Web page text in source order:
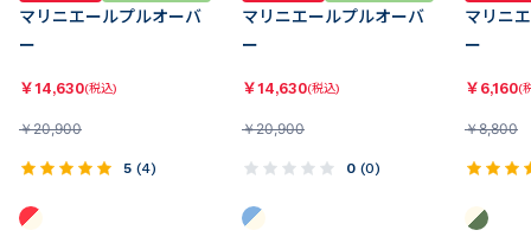
マリニエールプルオーバ
ー
￥14,630(税込)
￥20,900
5 (4)
マリニエールプルオーバ
ー
￥14,630(税込)
￥20,900
0 (0)
マリニ
ー
￥ 6,160(
￥8,800